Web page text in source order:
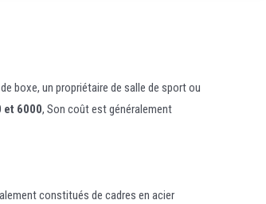
boxe, un propriétaire de salle de sport ou
et 6000, Son coût est généralement
constitués de cadres en acier